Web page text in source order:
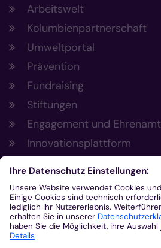
Arbeitswelt
Kolumbienpartnerschaft
Umweltportal
Prävention
Fundraising
Stiftungen
Engagement und Ehrenamt
Innovationsplattform
Aus der Plattform
Nachrichten
Veranstaltungen
Gottesdienste